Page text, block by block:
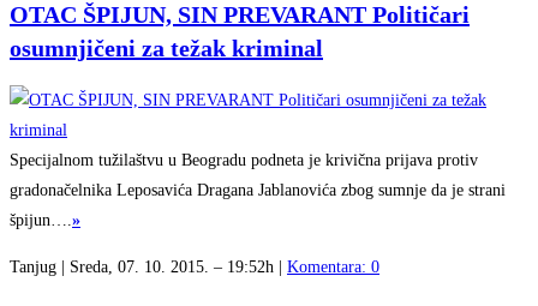
OTAC ŠPIJUN, SIN PREVARANT Političari
osumnjičeni za težak kriminal
Specijalnom tužilaštvu u Beogradu podneta je krivična prijava protiv
gradonačelnika Leposavića Dragana Jablanovića zbog sumnje da je strani
špijun….»
Tanjug | Sreda, 07. 10. 2015. – 19:52h | Komentara: 0